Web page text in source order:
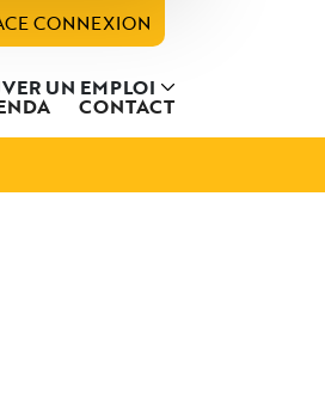
CONNEXION
UN EMPLOI
CONTACT